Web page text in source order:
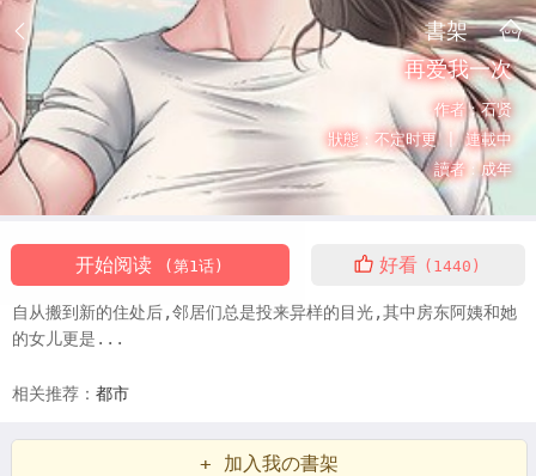
書架
再爱我一次
作者：石贤
狀態： 不定时更 |連載中
讀者：成年
开始阅读 (第1话) 好看 (1440)
自从搬到新的住处后,邻居们总是投来异样的目光,其中房东阿姨和她
的女儿更是...
相关推荐： 都市
+ 加入我の書架